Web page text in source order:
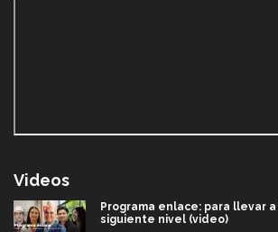
Videos
Programa enlace: para llevar
siguiente nivel (video)